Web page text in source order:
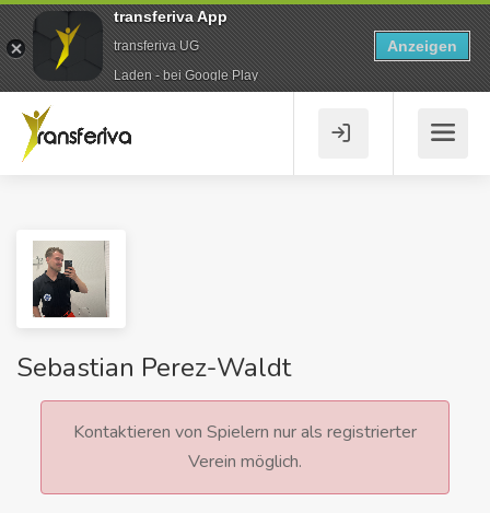
Sebastian Perez-Waldt
Kontaktieren von Spielern nur als registrierter
Verein möglich.
transferiva App
transferiva UG
Laden - bei Google Play
Anzeigen